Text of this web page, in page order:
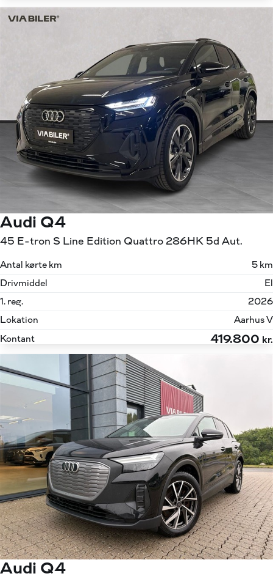
Audi Q4
45 E-tron S Line Edition Quattro 286HK 5d Aut.
Antal kørte km
5 km
Drivmiddel
El
1. reg.
2026
Lokation
Aarhus V
Kontant
419.800 kr.
Audi Q4